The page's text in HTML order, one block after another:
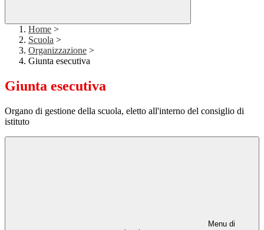
Home >
Scuola >
Organizzazione >
Giunta esecutiva
Giunta esecutiva
Organo di gestione della scuola, eletto all'interno del consiglio di
istituto
Menu di